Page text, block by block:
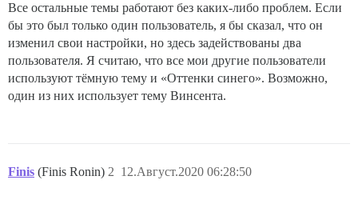
Все остальные темы работают без каких-либо проблем. Если
бы это был только один пользователь, я бы сказал, что он
изменил свои настройки, но здесь задействованы два
пользователя. Я считаю, что все мои другие пользователи
используют тёмную тему и «Оттенки синего». Возможно,
один из них использует тему Винсента.
Finis (Finis Ronin) 12.Август.2020 06:28:50
2